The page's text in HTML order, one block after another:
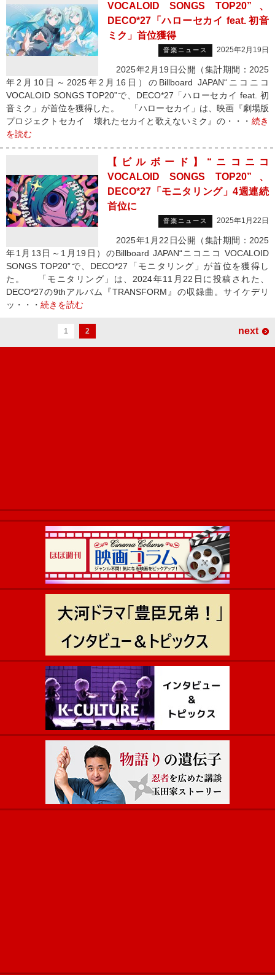
VOCALOID SONGS TOP20”、
DECO*27「ハローセカイ feat. 初音
ミク」首位獲得
音楽ニュース 2025年2月19日
2025年2月19日公開（集計期間：2025
年2月10日～2025年2月16日）のBillboard JAPAN“ニコニコ
VOCALOID SONGS TOP20”で、DECO*27「ハローセカイ feat. 初
音ミク」が首位を獲得した。 「ハローセカイ」は、映画『劇場版
プロジェクトセカイ 壊れたセカイと歌えないミク』の・・・ 続き
を読む
【ビルボード】“ニコニコ
VOCALOID SONGS TOP20”、
DECO*27「モニタリング」4週連続
首位に
音楽ニュース 2025年1月22日
2025年1月22日公開（集計期間：2025
年1月13日～1月19日）のBillboard JAPAN“ニコニコ VOCALOID
SONGS TOP20”で、DECO*27「モニタリング」が首位を獲得し
た。 「モニタリング」は、2024年11月22日に投稿された、
DECO*27の9thアルバム『TRANSFORM』の収録曲。サイケデリ
ッ・・・ 続きを読む
1 2 next